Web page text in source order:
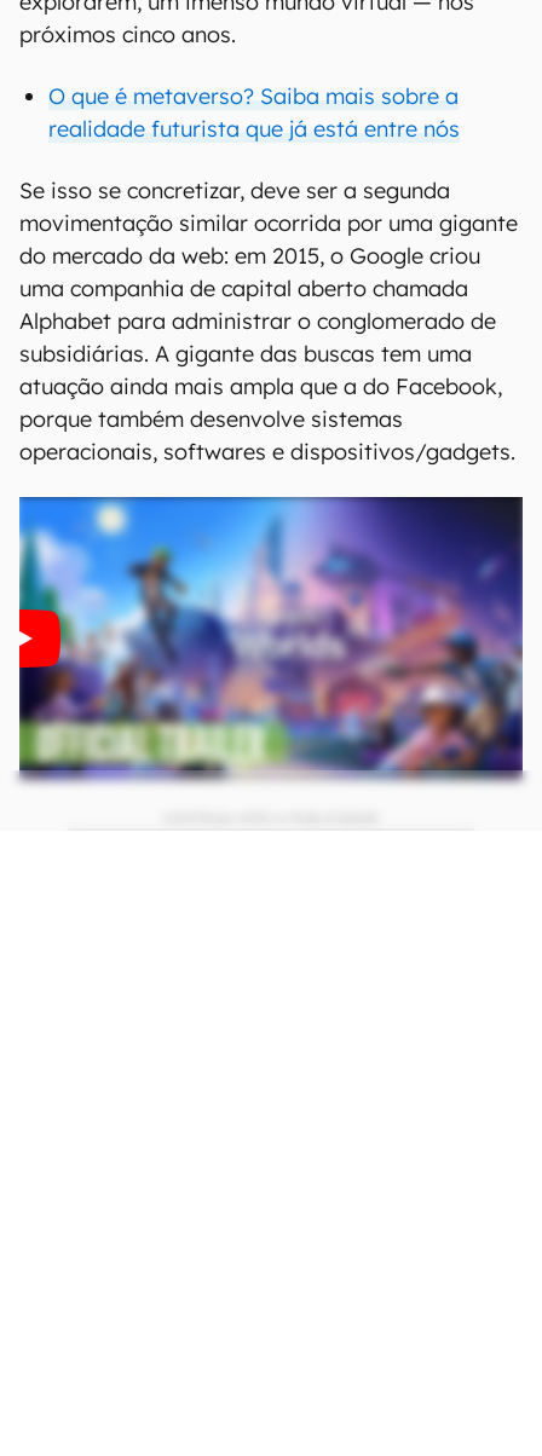
próximos cinco anos.
O que é metaverso? Saiba mais sobre a
realidade futurista que já está entre nós
Se isso se concretizar, deve ser a segunda
movimentação similar ocorrida por uma gigante
do mercado da web: em 2015, o Google criou
uma companhia de capital aberto chamada
Alphabet para administrar o conglomerado de
subsidiárias. A gigante das buscas tem uma
atuação ainda mais ampla que a do Facebook,
porque também desenvolve sistemas
operacionais, softwares e dispositivos/gadgets.